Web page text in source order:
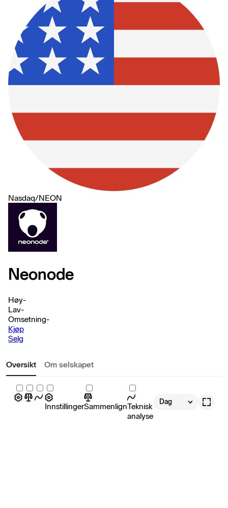
Nasdaq/NEON
Neonode
Høy-
Lav-
Omsetning-
Kjøp
Selg
Oversikt Om selskapet
InnstillingerSammenlignTeknisk
analyse
Dag